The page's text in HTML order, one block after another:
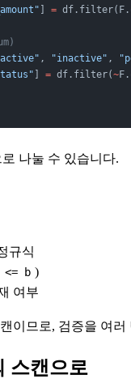
] =
, "inactive" ,
] = df.filter(~
나눌 수 있습니다.
규식
<= b )
여부
이므로, 검증을 여
스캔으로